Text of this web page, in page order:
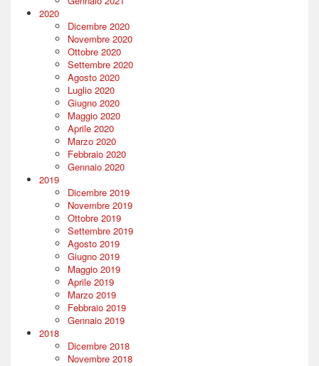
2020
Dicembre 2020
Novembre 2020
Ottobre 2020
Settembre 2020
Agosto 2020
Luglio 2020
Giugno 2020
Maggio 2020
Aprile 2020
Marzo 2020
Febbraio 2020
Gennaio 2020
2019
Dicembre 2019
Novembre 2019
Ottobre 2019
Settembre 2019
Agosto 2019
Giugno 2019
Maggio 2019
Aprile 2019
Marzo 2019
Febbraio 2019
Gennaio 2019
2018
Dicembre 2018
Novembre 2018